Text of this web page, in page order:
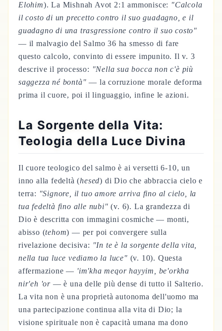
Elohim). La Mishnah Avot 2:1 ammonisce: "Calcola
il costo di un precetto contro il suo guadagno, e il
guadagno di una trasgressione contro il suo costo"
— il malvagio del Salmo 36 ha smesso di fare
questo calcolo, convinto di essere impunito. Il v. 3
descrive il processo: "Nella sua bocca non c'è più
saggezza né bontà" — la corruzione morale deforma
prima il cuore, poi il linguaggio, infine le azioni.
La Sorgente della Vita:
Teologia della Luce Divina
Il cuore teologico del salmo è ai versetti 6-10, un
inno alla fedeltà (hesed) di Dio che abbraccia cielo e
terra: "Signore, il tuo amore arriva fino al cielo, la
tua fedeltà fino alle nubi" (v. 6). La grandezza di
Dio è descritta con immagini cosmiche — monti,
abisso (tehom) — per poi convergere sulla
rivelazione decisiva: "In te è la sorgente della vita,
nella tua luce vediamo la luce" (v. 10). Questa
affermazione — 'im'kha meqor hayyim, be'orkha
nir'eh 'or — è una delle più dense di tutto il Salterio.
La vita non è una proprietà autonoma dell'uomo ma
una partecipazione continua alla vita di Dio; la
visione spirituale non è capacità umana ma dono